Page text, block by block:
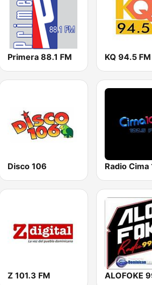
Primera 88.1 FM KQ 94.5 FM
Disco 106
Z 101.3 FM